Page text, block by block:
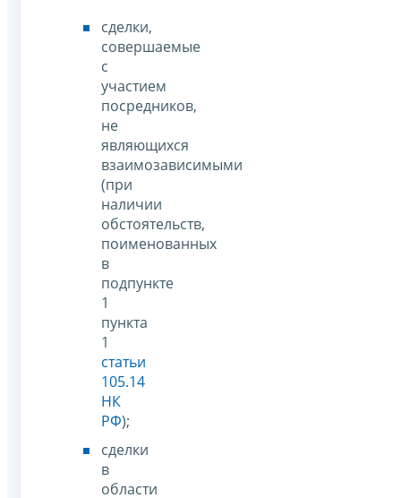
сделки,
совершаемые
с
участием
посредников,
не
являющихся
взаимозависимыми
(при
наличии
обстоятельств,
поименованных
в
подпункте
1
пункта
1
статьи
105.14
НК
РФ);
сделки
в
области